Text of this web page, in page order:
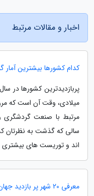
اخبار و مقالات مرتبط
کدام کشورها بیشترین آمار گردشگران
میلادی، وقت آن است که
مرتبط با صنعت گردشگری و
سالی که گذشت به نظرتان
اند و توریست های بیشتری
معرفی 20 شهر پر بازدید جهان در سال 2021